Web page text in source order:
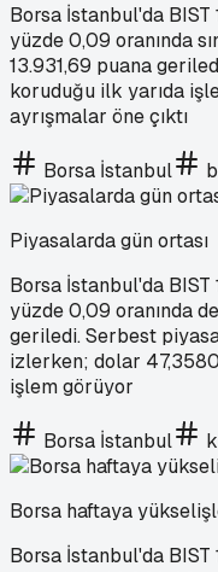
Borsa İstanbul'da BIST
yüzde 0,09 oranında
13.931,69 puana
koruduğu ilk yarıda
ayrışmalar öne çıktı
Borsa İstanbul
Piyasalarda gün ortası
Borsa İstanbul'da BIST
yüzde 0,09 oranında
geriledi. Serbest
izlerken; dolar
işlem görüyor
Borsa İstanbul
Borsa haftaya
Borsa İstanbul'da